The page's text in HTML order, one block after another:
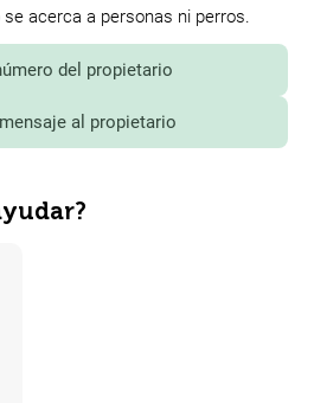
acerca a personas ni perros.
del propietario
al propietario